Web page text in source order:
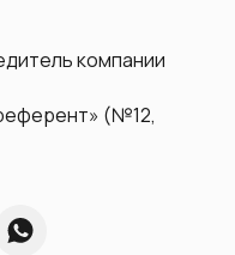
компании
(№12,